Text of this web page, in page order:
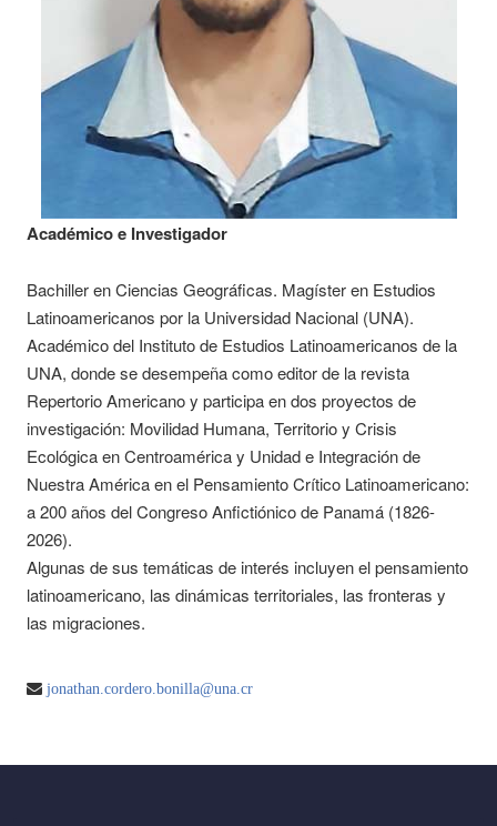
Académico e Investigador
Bachiller en Ciencias Geográficas. Magíster en Estudios
Latinoamericanos por la Universidad Nacional (UNA).
Académico del Instituto de Estudios Latinoamericanos de la
UNA, donde se desempeña como editor de la revista
Repertorio Americano y participa en dos proyectos de
investigación: Movilidad Humana, Territorio y Crisis
Ecológica en Centroamérica y Unidad e Integración de
Nuestra América en el Pensamiento Crítico Latinoamericano:
a 200 años del Congreso Anfictiónico de Panamá (1826-
2026).
Algunas de sus temáticas de interés incluyen el pensamiento
latinoamericano, las dinámicas territoriales, las fronteras y
las migraciones.
jonathan.cordero.bonilla@una.cr